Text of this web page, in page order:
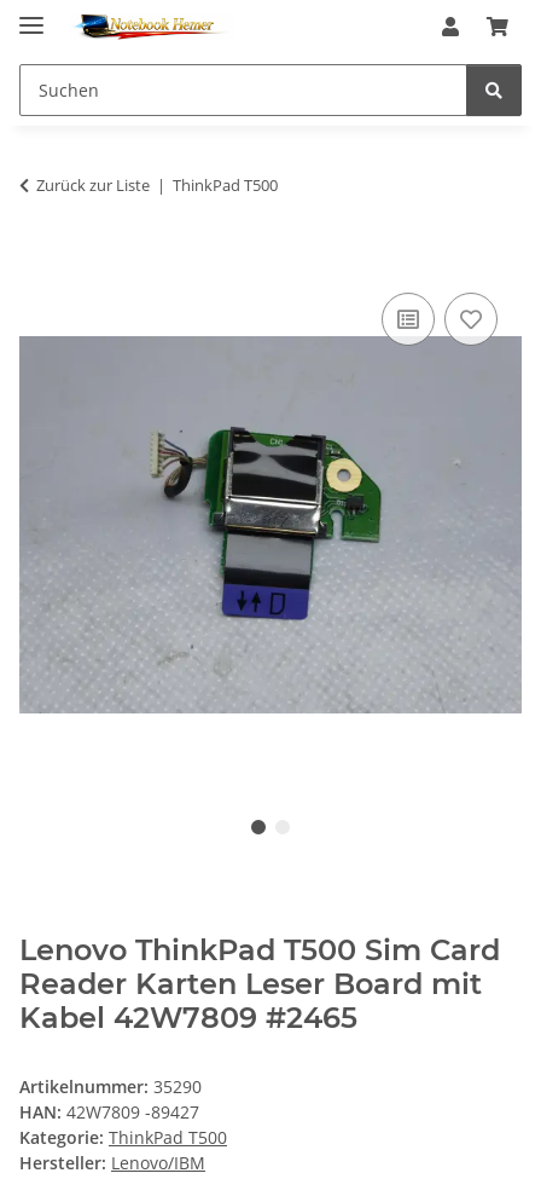
Zurück zur Liste ThinkPad T500
Lenovo ThinkPad T500 Sim Card
Reader Karten Leser Board mit
Kabel 42W7809 #2465
Artikelnummer: 35290
HAN: 42W7809 -89427
Kategorie: ThinkPad T500
Hersteller: Lenovo/IBM